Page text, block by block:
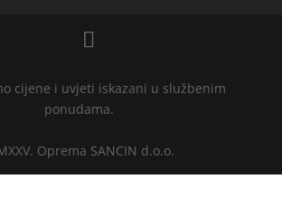
cijene i uvjeti iskazani u službenim
ponudama.
Oprema SANCIN d.o.o.